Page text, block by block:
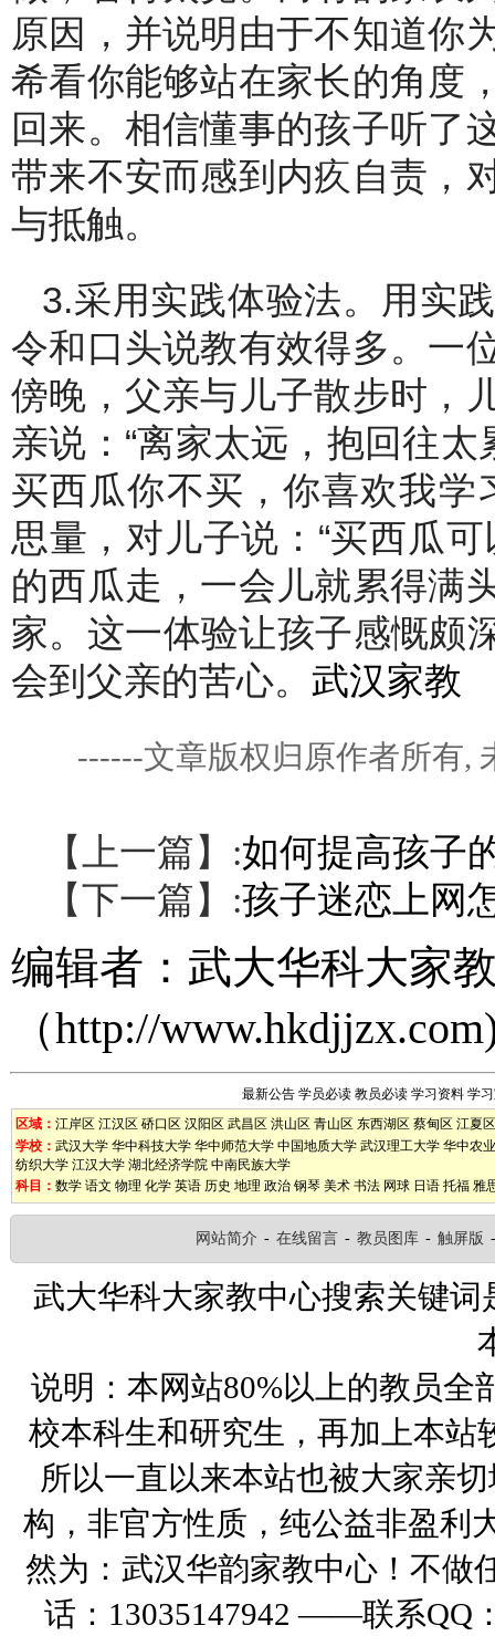
原因，并说明由于不知道你
希看你能够站在家长的角度
回来。相信懂事的孩子听了
带来不安而感到内疚自责，
与抵触。
3.采用实践体验法。用实
令和口头说教有效得多。一
傍晚，父亲与儿子散步时，
亲说：“离家太远，抱回往
买西瓜你不买，你喜欢我学
思量，对儿子说：“买西瓜
的西瓜走，一会儿就累得满
家。这一体验让孩子感慨颇
会到父亲的苦心。 武汉家教
------文章版权归原作者所有,
【上一篇】:如何提高孩子
【下一篇】:孩子迷恋上网
编辑者： 武大华科大家
（http://www.hkdjjzx.com
最新公告 学员必读 教员必读 学习资料 学
区域： 江岸区 江汉区 硚口区 汉阳区 武昌区 洪山区 青山区 东西湖区 蔡甸区 江夏区
学校： 武汉大学 华中科技大学 华中师范大学 中国地质大学 武汉理工大学 华中农
纺织大学 江汉大学 湖北经济学院 中南民族大学
科目： 数学 语文 物理 化学 英语 历史 地理 政治 钢琴 美术 书法 网球 日语 托福 雅
网站简介 - 在线留言 - 教员图库 - 触屏版
武大华科大家教中心搜索关键
说明：本网站80%以上的教员全
校本科生和研究生，再加上本站
所以一直以来本站也被大家亲
构，非官方性质，纯公益非盈利
然为：武汉华韵家教中心！不做
话：13035147942 ——联系QQ